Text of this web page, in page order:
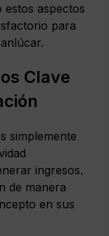
aspectos
para
Clave
simplemente
ingresos.
de manera
en sus